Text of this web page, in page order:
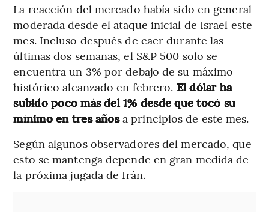
La reacción del mercado había sido en general
moderada desde el ataque inicial de Israel este
mes. Incluso después de caer durante las
últimas dos semanas, el S&P 500 solo se
encuentra un 3% por debajo de su máximo
histórico alcanzado en febrero. El dólar ha
subido poco más del 1% desde que tocó su
mínimo en tres añosa principios de este mes.
Según algunos observadores del mercado, que
esto se mantenga depende en gran medida de
la próxima jugada de Irán.